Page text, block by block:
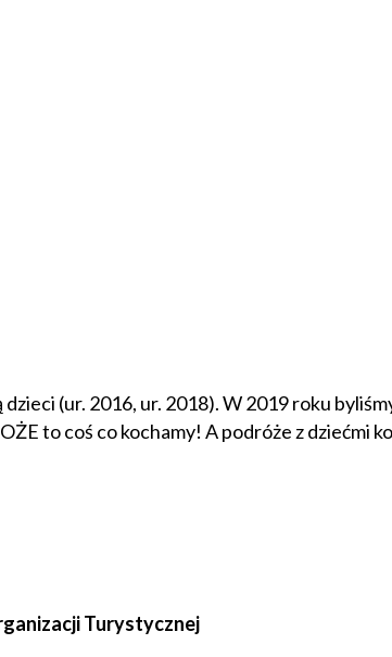
(ur. 2016, ur. 2018). W 2019 roku
to coś co kochamy! A podróże z dziećmi
Turystycznej